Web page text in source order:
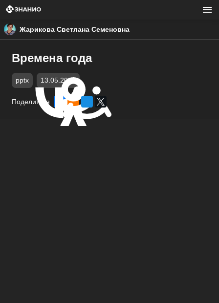
Жарикова Светлана Семеновна
Времена года
pptx 13.05.2020
Поделиться